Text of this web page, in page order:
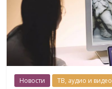
Новости ТВ, аудио и видео